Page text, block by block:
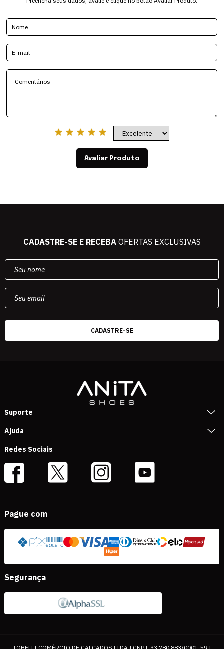
Avaliar Produto
CADASTRE-SE E RECEBAOFERTAS EXCLUSIVAS
Suporte
Ajuda
Redes Sociais
Pague com
Segurança